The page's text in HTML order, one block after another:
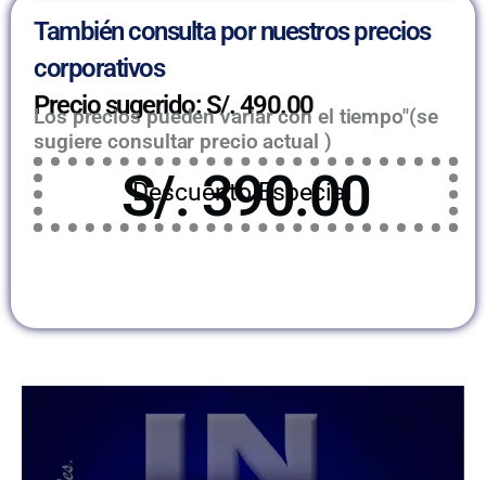
También consulta por nuestros precios
corporativos
Precio sugerido: S/. 490.00
Los precios pueden variar con el tiempo"(se
sugiere consultar precio actual )
Descuento Especial
S/. 390.00